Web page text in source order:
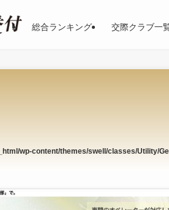
総合ランキング 交際クラブ一
wp-content/themes/swell/classes/Utility/